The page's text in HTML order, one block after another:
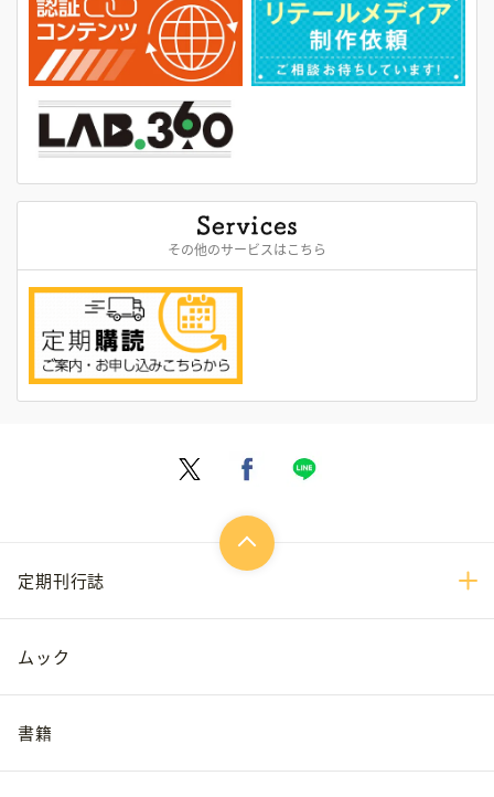
その他のサービスはこちら
定期刊行誌
ムック
書籍